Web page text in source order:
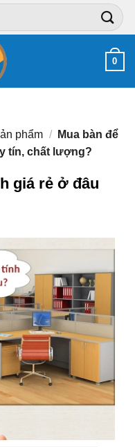
0
phẩm /
Mua bàn để
tín, chất lượng?
giá rẻ ở đâu